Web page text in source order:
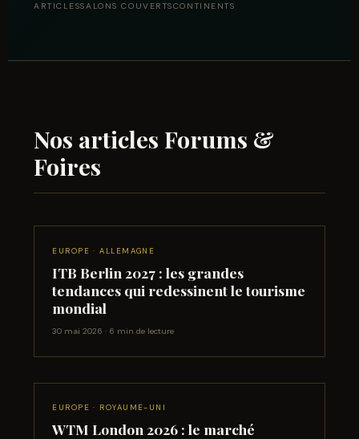
ARTICLESSALONS COUVERTSCONTINENTS
Nos articles Forums &
Foires
EUROPE · ALLEMAGNE
ITB Berlin 2027 : les grandes
tendances qui redessinent le tourisme
mondial
30 mai 2026 · 6 min de lecture
EUROPE · ROYAUME-UNI
WTM London 2026 : le marché